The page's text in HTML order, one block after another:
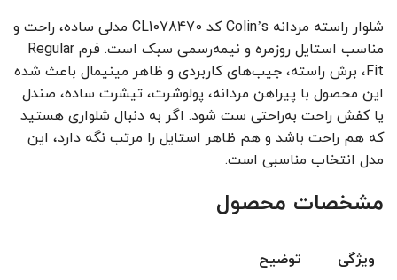
شلوار راسته مردانه Colin’s کد CL1078470 مدلی ساده، راحت و
مناسب استایل روزمره و نیمه‌رسمی سبک است. فرم Regular
Fit، برش راسته، جیب‌های کاربردی و ظاهر مینیمال باعث شده
این محصول با پیراهن مردانه، پولوشرت، تیشرت ساده، صندل
یا کفش راحت به‌راحتی ست شود. اگر به دنبال شلواری هستید
که هم راحت باشد و هم ظاهر استایل را مرتب نگه دارد، این
مدل انتخاب مناسبی است.
مشخصات محصول
ویژگی توضیح